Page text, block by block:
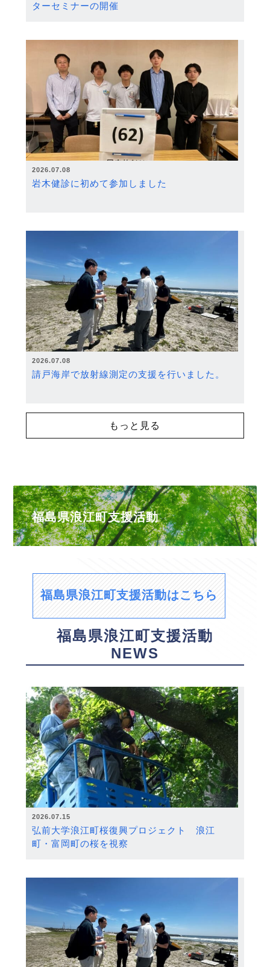
ターセミナーの開催
2026.07.08
岩木健診に初めて参加しました
2026.07.08
請戸海岸で放射線測定の支援を行いました。
もっと見る
福島県浪江町支援活動
福島県浪江町支援活動はこちら
福島県浪江町支援活動
NEWS
2026.07.15
弘前大学浪江町桜復興プロジェクト 浪江
町・富岡町の桜を視察